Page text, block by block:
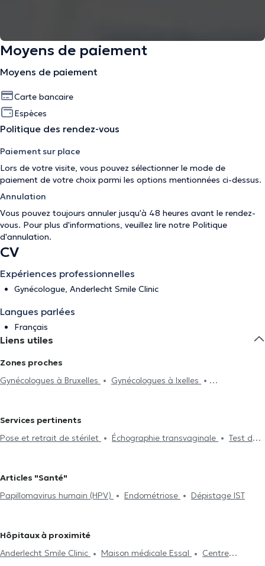
Moyens de paiement
Moyens de paiement
Carte bancaire
Espèces
Politique des rendez-vous
Paiement sur place
Lors de votre visite, vous pouvez sélectionner le mode de
paiement de votre choix parmi les options mentionnées ci-dessus.
Annulation
Vous pouvez toujours annuler jusqu'à 48 heures avant le rendez-
vous. Pour plus d'informations, veuillez lire notre Politique
d'annulation.
CV
Expériences professionnelles
Gynécologue, Anderlecht Smile Clinic
Langues parlées
Français
Liens utiles
Zones proches
Gynécologues à Bruxelles
Gynécologues à Ixelles
Jean
Gynécologues à Uccle
Gynécologues à Woluwe-Saint-Pierre
Gynécologues à Woluwe-
Gynécologues à Sterrebeek
Gynécologues à Waterloo
Gynécologues à Braine-Le-Château
Services pertinents
Pose et retrait de stérilet
Échographie transvaginale
Test de
Prénatale
Test de fertilité
Endométriose
Sénologie - Cancer du sein
Infections
Articles "Santé"
Papillomavirus humain (HPV)
Endométriose Dépistage IST
Hôpitaux à proximité
Anderlecht Smile Clinic
Maison médicale Essal
Centre